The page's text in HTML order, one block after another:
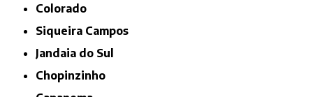
Colorado
Siqueira Campos
Jandaia do Sul
Chopinzinho